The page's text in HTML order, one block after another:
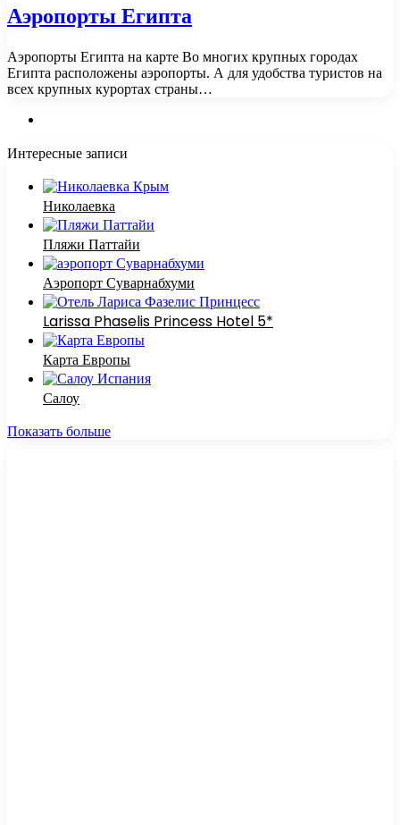
Аэропорты Египта
Аэропорты Египта на карте Во многих крупных городах
Египта расположены аэропорты. А для удобства туристов на
всех крупных курортах страны…
Интересные записи
Николаевка
Пляжи Паттайи
Аэропорт Суварнабхуми
Larissa Phaselis Princess Hotel 5*
Карта Европы
Салоу
Показать больше